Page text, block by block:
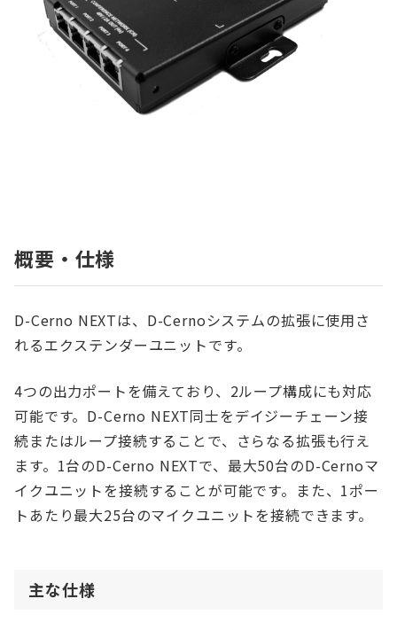
お問い合わせ
概要・仕様
D-Cerno NEXTは、D-Cernoシステムの拡張に使用さ
れるエクステンダーユニットです。
4つの出力ポートを備えており、2ループ構成にも対応
可能です。D-Cerno NEXT同士をデイジーチェーン接
続またはループ接続することで、さらなる拡張も行え
ます。1台のD-Cerno NEXTで、最大50台のD-Cernoマ
イクユニットを接続することが可能です。また、1ポー
トあたり最大25台のマイクユニットを接続できます。
主な仕様